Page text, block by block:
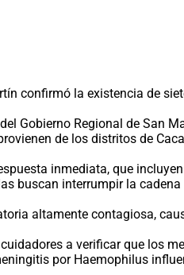
confirmó la existencia de
Gobierno Regional de San
de los distritos de
inmediata, que
buscan interrumpir la
altamente contagiosa,
a verificar que los
por Haemophilus